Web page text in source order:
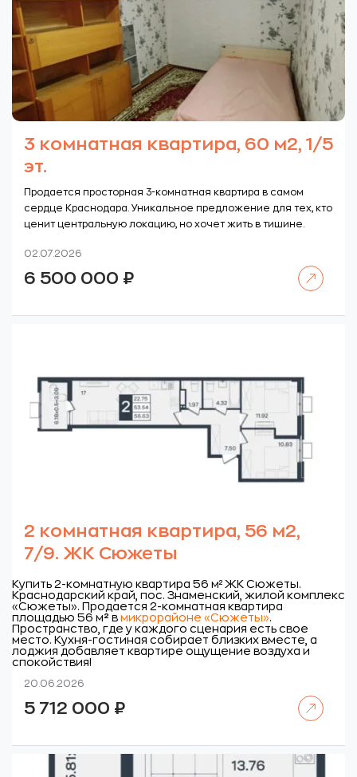
3 комнатная квартира, 60 м2, 1/5
эт.
Продается просторная 3-комнатная квартира в самом
сердце Краснодара. Уникальное предложение для тех, кто
ценит центральную локацию, но хочет жить в тишине.
02.07.2026
6 500 000 ₽
2 комнатная квартира, 56 м2,
7/9. ЖК Сюжеты
Купить 2-комнатную квартира 56 м² ЖК Сюжеты.
Краснодарский край, пос. Знаменский, жилой комплекс
«Сюжеты». Продается 2-комнатная квартира
площадью 56 м² в микрорайоне «Сюжеты».
Пространство, где у каждого сценария есть свое
место. Кухня-гостиная собирает близких вместе, а
лоджия добавляет квартире ощущение воздуха и
спокойствия!
20.06.2026
5 712 000 ₽